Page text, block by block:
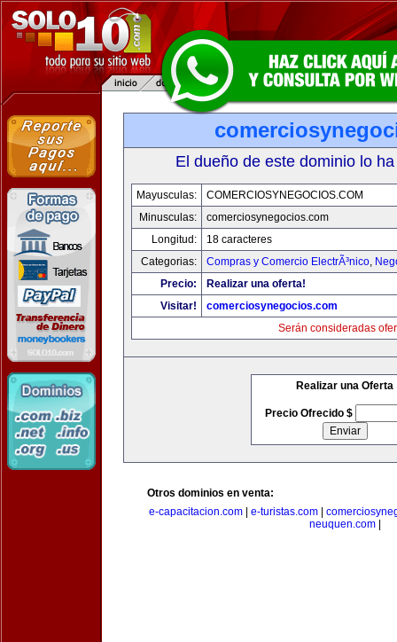
El dueño de este dominio lo
Mayusculas:
COMERCIOSYNEGOCIOS.COM
Minusculas:
comerciosynegocios.com
Longitud:
18 caracteres
Categorias:
Compras y Comercio ElectrÃ³nico,
Precio:
Realizar una oferta!
Visitar!
comerciosynegocios.com
Serán consideradas
Realizar una Oferta
Precio Ofrecido $
Otros dominios en venta:
e-capacitacion.com
e-turistas.com
neuquen.com|